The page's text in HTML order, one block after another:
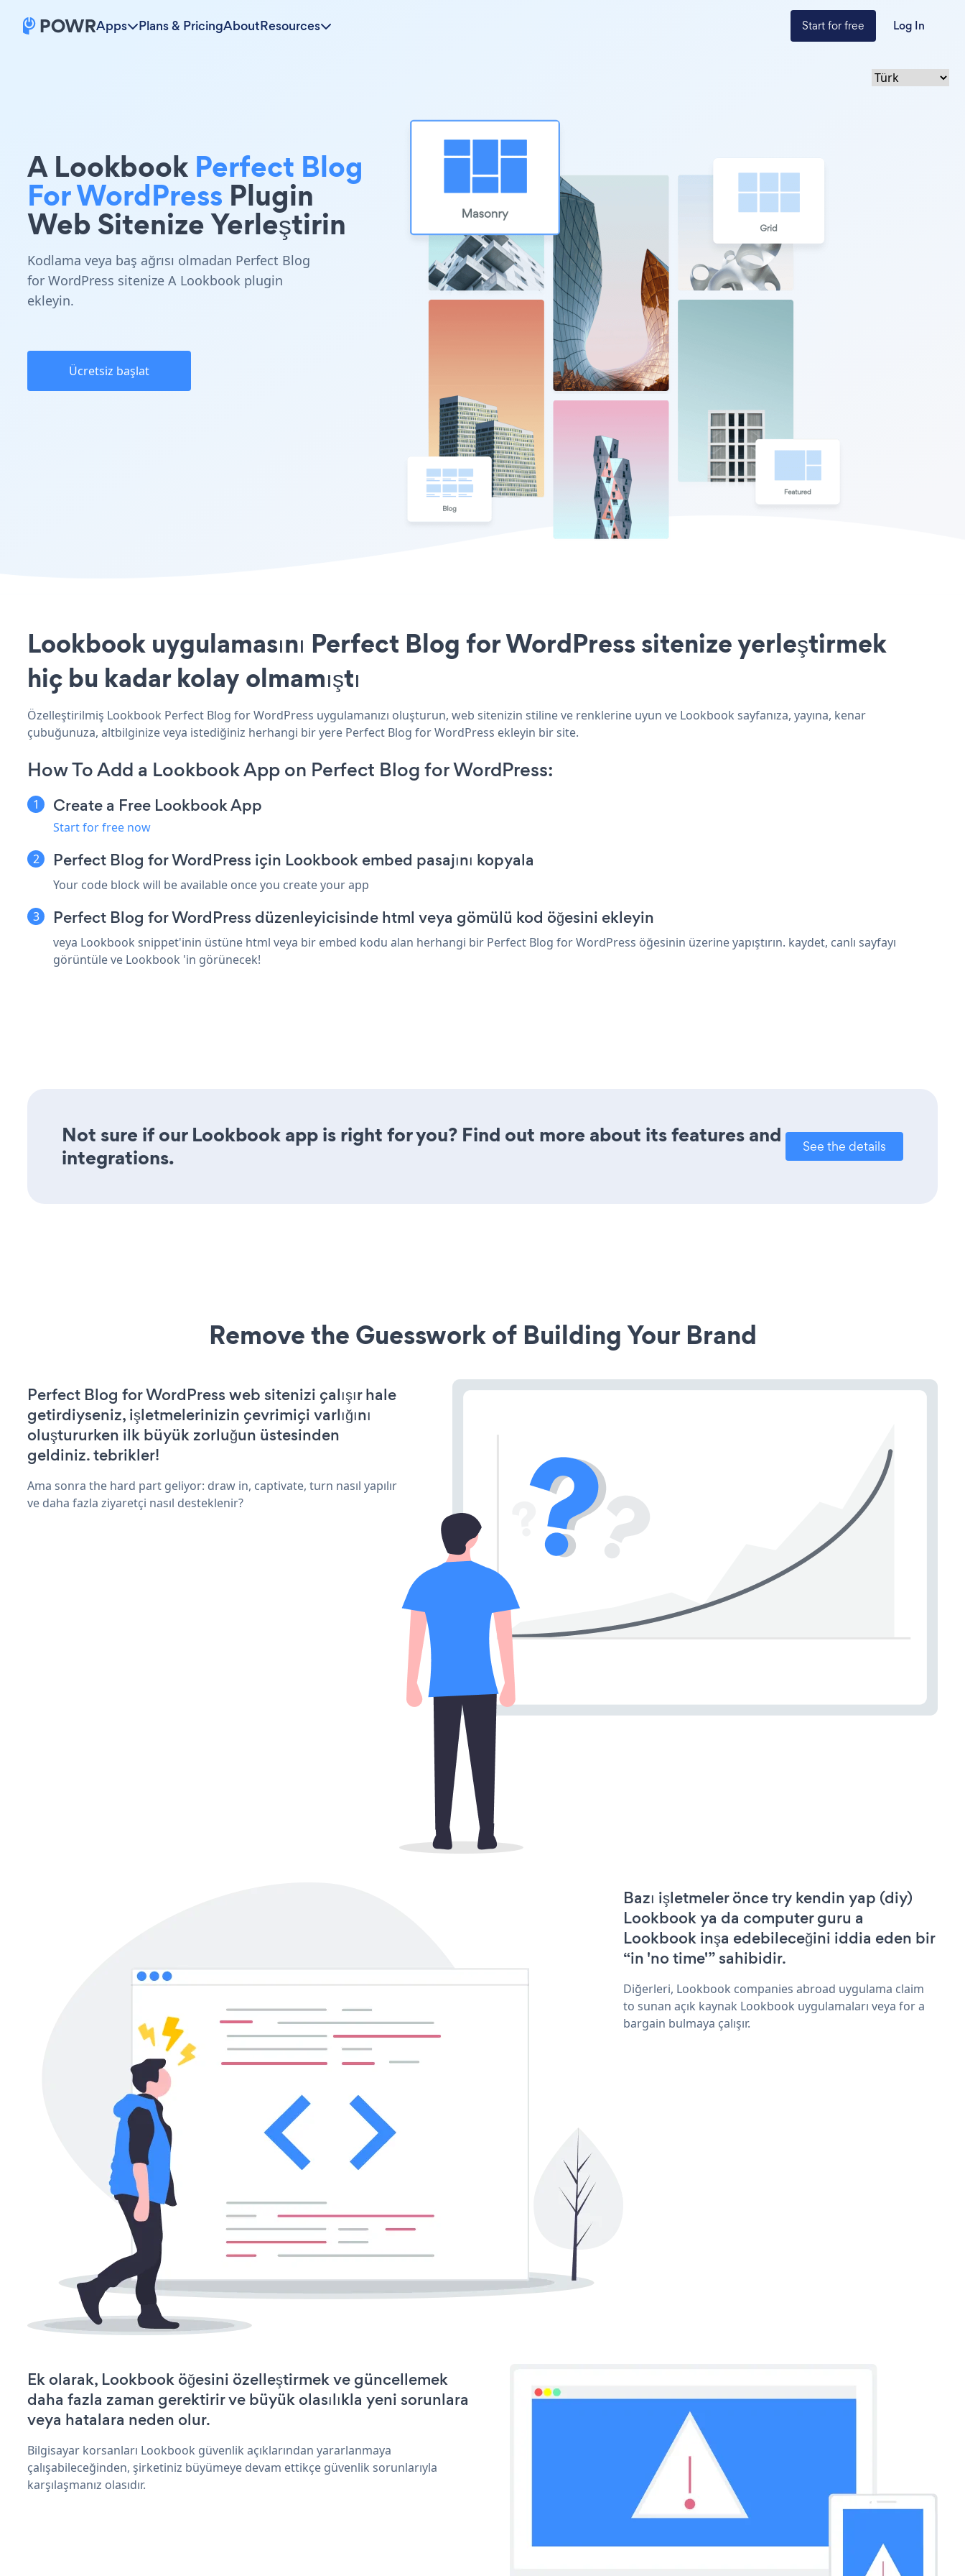
Apps Plans & PricingAboutResources Start for free Log In
A Lookbook Perfect Blog
For WordPress Plugin
Web Sitenize Yerleştirin
Kodlama veya baş ağrısı olmadan Perfect Blog
for WordPress sitenize A Lookbook plugin
ekleyin.
Ücretsiz başlat
Lookbook uygulamasını Perfect Blog for WordPress sitenize yerleştirmek
hiç bu kadar kolay olmamıştı
Özelleştirilmiş Lookbook Perfect Blog for WordPress uygulamanızı oluşturun, web sitenizin stiline ve renklerine uyun ve Lookbook sayfanıza, yayına, kenar
çubuğunuza, altbilginize veya istediğiniz herhangi bir yere Perfect Blog for WordPress ekleyin bir site.
How To Add a Lookbook App on Perfect Blog for WordPress:
Create a Free Lookbook App
Start for free now
Perfect Blog for WordPress için Lookbook embed pasajını kopyala
Your code block will be available once you create your app
Perfect Blog for WordPress düzenleyicisinde html veya gömülü kod öğesini ekleyin
veya Lookbook snippet'inin üstüne html veya bir embed kodu alan herhangi bir Perfect Blog for WordPress öğesinin üzerine yapıştırın. kaydet, canlı sayfayı
görüntüle ve Lookbook 'in görünecek!
Not sure if our Lookbook app is right for you? Find out more about its features and
integrations.
See the details
Remove the Guesswork of Building Your Brand
Perfect Blog for WordPress web sitenizi çalışır hale
getirdiyseniz, işletmelerinizin çevrimiçi varlığını
oluştururken ilk büyük zorluğun üstesinden
geldiniz. tebrikler!
Ama sonra the hard part geliyor: draw in, captivate, turn nasıl yapılır
ve daha fazla ziyaretçi nasıl desteklenir?
Bazı işletmeler önce try kendin yap (diy)
Lookbook ya da computer guru a
Lookbook inşa edebileceğini iddia eden bir
“in 'no time'” sahibidir.
Diğerleri, Lookbook companies abroad uygulama claim
to sunan açık kaynak Lookbook uygulamaları veya for a
bargain bulmaya çalışır.
Ek olarak, Lookbook öğesini özelleştirmek ve güncellemek
daha fazla zaman gerektirir ve büyük olasılıkla yeni sorunlara
veya hatalara neden olur.
Bilgisayar korsanları Lookbook güvenlik açıklarından yararlanmaya
çalışabileceğinden, şirketiniz büyümeye devam ettikçe güvenlik sorunlarıyla
karşılaşmanız olasıdır.